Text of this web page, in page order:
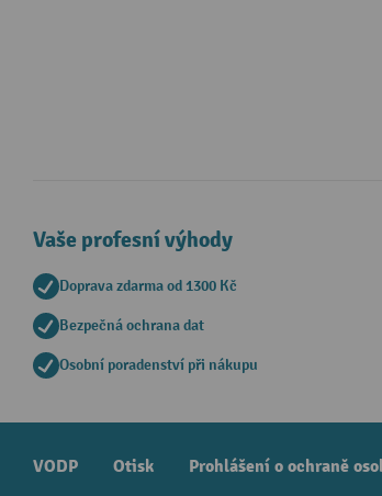
Vaše profesní výhody
Doprava zdarma od 1300 Kč
Bezpečná ochrana dat
Osobní poradenství při nákupu
VODP Otisk Prohlášení o ochraně